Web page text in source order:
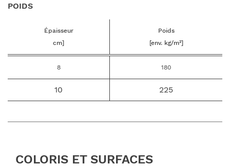
POIDS
Épaisseur
cm]
Poids
[env. kg/m²]
8 180
10 225
COLORIS ET SURFACES